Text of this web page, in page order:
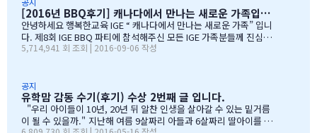
다. 유학맘이야기에 댓글이 27 이였지만, 참석해주시는 학부모
님들은 50분이 넘으셔서, 처음 오픈닝때 당황스러웠지만요~~ 바
쁘신 와중에 참석해주신 [TD은행,오경호부동산,웨스트캐나다종
합보험,캐나다쉬핑(코쉽해운),한인모터스]VERY 감사드리며, 언제
데 불편한거 없이 꼼꼼히 준비하시기 바라며, 내일이면 아마도 무
한의 카톡 및 연락이 오지않을까 생각이 …
[2016년 BBQ후기] 캐나다에서 만나는 새로운 가족입니다
안녕하세요 행복한교육 IGE “ 캐나다에서 만나는 새로운 가족” 입니
다. 제8회 IGE BBQ 파티에 참석해주신 모든 IGE 가족분들께 진심으
로 감사드립니다. 오전에 비가 와서 걱정 또 걱정을 하였지만, 어느
전부터 차근 차근 준비하엿습니다. 많은 IGE 가족분들께서 참석해주
셧으며,(총114가족) 노스밴쿠버,랭리교육청 교육감님들께서도 참석
해주셧습니다. 11시30분부터 오픈닝을 시작하엿고, 12시부터 BBQ
파티 시작으로 START 하엿지요. 그 다음 자녀학생들을 위하여 보물
5,714,941 회 조회 | 2016-09-06 작성
공지
유학맘 감동 수기(후기) 수상 2번째 글 입니다.
"우리 아이들이 10년, 20년 뒤 알찬 인생을 살아갈 수 있는 밑거름
이 될 수 있을까." 지난해 여름 9살짜리 아들과 6살짜리 딸아이를 데